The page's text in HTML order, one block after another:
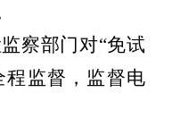
察部门对“免试
监督，监督电